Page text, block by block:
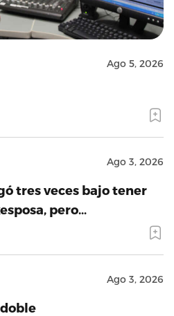
Ago 5, 2026
Ago 3, 2026
tres veces bajo tener
pero…
Ago 3, 2026